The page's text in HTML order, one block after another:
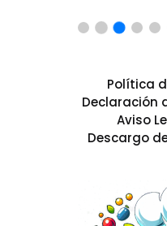
Política
Declaración
Aviso
Descargo